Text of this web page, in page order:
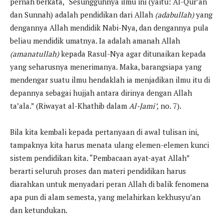
dan Sunnah) adalah pendidikan dari Allah (adabullah)yang
dengannya Allah mendidik Nabi-Nya, dan dengannya pula
beliau mendidik umatnya. Ia adalah amanah Allah
(amanatullah)kepada Rasul-Nya agar ditunaikan kepada
yang seharusnya menerimanya. Maka, barangsiapa yang
mendengar suatu ilmu hendaklah ia menjadikan ilmu itu di
depannya sebagai hujjah antara dirinya dengan Allah
ta’ala.” (Riwayat al-Khathib dalam Al-Jami’, no. 7).
Bila kita kembali kepada pertanyaan di awal tulisan ini,
tampaknya kita harus menata ulang elemen-elemen kunci
sistem pendidikan kita. “Pembacaan ayat-ayat Allah”
berarti seluruh proses dan materi pendidikan harus
diarahkan untuk menyadari peran Allah di balik fenomena
apa pun di alam semesta, yang melahirkan kekhusyu’an
dan ketundukan.